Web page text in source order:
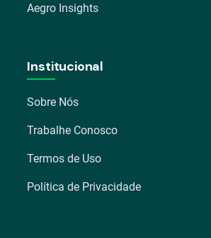
Aegro Insights
Institucional
Sobre Nós
Trabalhe Conosco
Termos de Uso
Política de Privacidade